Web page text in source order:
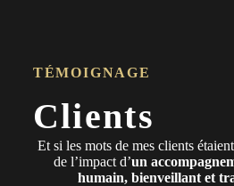
TÉMOIGNAGE
Clients
Et si les mots de mes clients
de l’impact d’un
humain, bienveillant et